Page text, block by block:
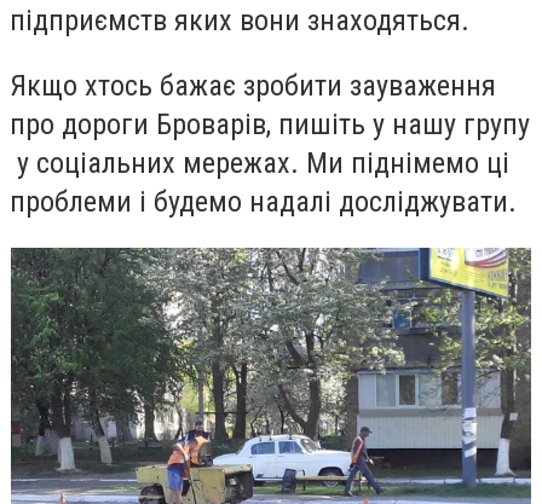
підприємств яких вони знаходяться.
Якщо хтось бажає зробити зауваження
про дороги Броварів, пишіть у нашу групу
у соціальних мережах. Ми піднімемо ці
проблеми і будемо надалі досліджувати.